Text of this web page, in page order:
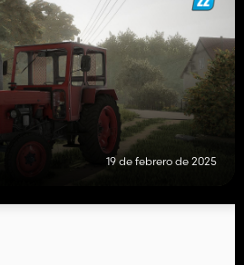
19 de febrero de 2025